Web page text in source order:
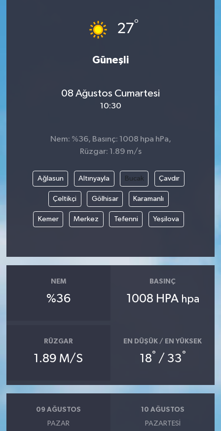
27°
Güneşli
08 Ağustos Cumartesi
10:30
Nem: %36, Basınç: 1008 hpa hPa,
Rüzgar: 1.89 m/s
Ağlasun Altınyayla Bucak Çavdır
Çeltikçi Gölhisar Karamanlı
Kemer Merkez Tefenni Yeşilova
NEM
%36
BASINÇ
1008 HPA hpa
RÜZGAR
1.89 M/S
EN DÜŞÜK / EN YÜKSEK
18° / 33°
09 AĞUSTOS
PAZAR
10 AĞUSTOS
PAZARTESI
Akhisar Emlak
Etiketler
Röportaj
Yaşam
Kadın
Teknoloji
Yerel Haber
Etiketler